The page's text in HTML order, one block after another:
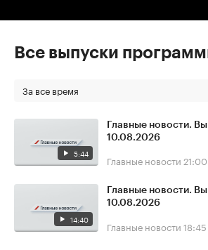
Все выпуски
За все время
5:44
Главные новости.
10.08.2026
Главные новости 21:00
14:40
Главные новости.
10.08.2026
Главные новости 18:45